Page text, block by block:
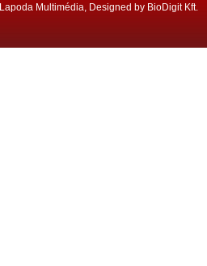
Multimédia, Designed by BioDigit Kft.